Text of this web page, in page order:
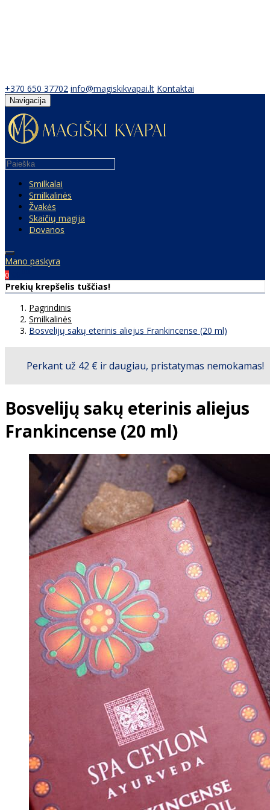
+370 650 37702 info@magiskikvapai.lt Kontaktai
Navigacija
Smilkalai
Smilkalinės
Žvakės
Skaičių magija
Dovanos
Mano paskyra
0
Prekių krepšelis tuščias!
Pagrindinis
Smilkalinės
Bosvelijų sakų eterinis aliejus Frankincense (20 ml)
Bosvelijų sakų eterinis aliejus
Frankincense (20 ml)